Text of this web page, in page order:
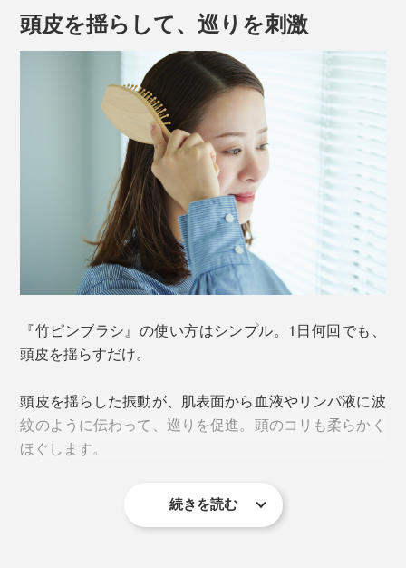
頭皮を揺らしたり、トントンたたいたり、押し当てた
り…。なんとなく使うだけで、竹ピンのどれかが頭に点
在するツボをキャッチ。
地肌に優しい、先を丸くした竹ピンが90本。天然木の柄
のカーブが、手のひらになじみます。
れ、改良重ねてたどり着いた形。ピン同士の間隔が広め
で、髪が絡まりにくく、互いの動きを邪魔しないよう計
頭皮を揺らして、巡りを刺激
『竹ピンブラシ』の使い方はシンプル。1日何回でも、
頭皮を揺らすだけ。
頭皮を揺らした振動が、肌表面から血液やリンパ液に波
紋のように伝わって、巡りを促進。頭のコリも柔らかく
ほぐします。
また、竹は、プラスティックはもとより、他の天然素材
続きを読む